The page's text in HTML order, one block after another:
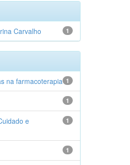
1
Carvalho
1
na farmacoterapia
1
1
e
1